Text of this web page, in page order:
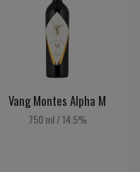
Vang Montes Alpha M
750 ml/14.5%